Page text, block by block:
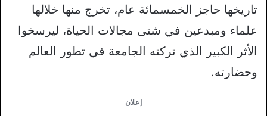
تاريخها حاجز الخمسمائة عام، تخرج منها خلالها
علماء ومبدعين في شتى مجالات الحياة، ليرسخوا
الأثر الكبير الذي تركته الجامعة في تطور العالم
وحضارته.
إعلان